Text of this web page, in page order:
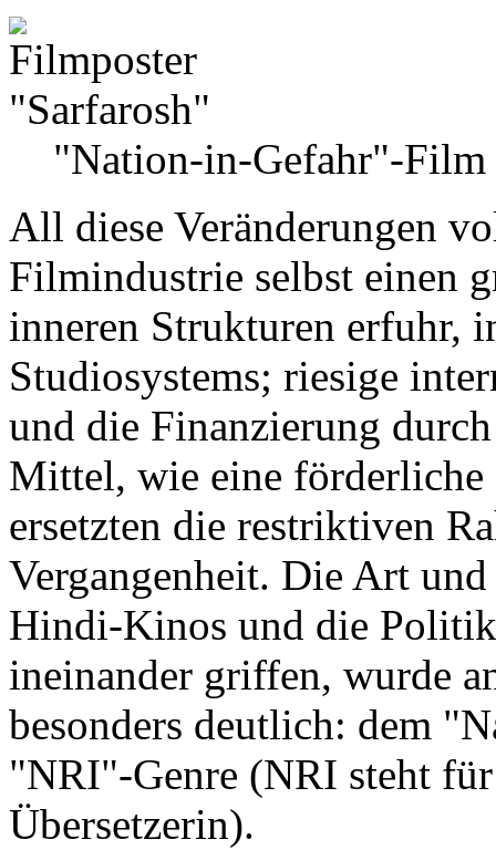
"Nation-in-Gefahr"-
All diese Veränderungen
Filmindustrie selbst einen
inneren Strukturen erfuhr,
Studiosystems; riesige
und die Finanzierung
Mittel, wie eine
ersetzten die restriktiven
Vergangenheit. Die Art
Hindi-Kinos und die
ineinander griffen, wurde
besonders deutlich: dem
"NRI"-Genre (NRI steht
Übersetzerin).